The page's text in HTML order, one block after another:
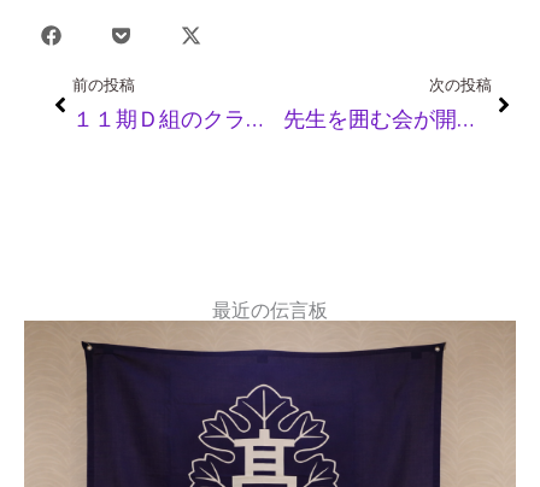
Prev
前の投稿
１１期Ｄ組のクラス会が開催されました
次の投稿
先生を囲む会が開催されました（２３期）
最近の伝言板